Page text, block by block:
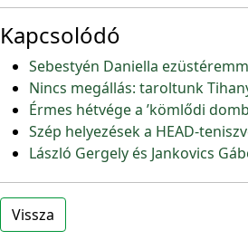
Kapcsolódó
Sebestyén Daniella
Nincs megállás: taroltunk
Érmes hétvége a ’kömlődi
Szép helyezések a HEAD-
László Gergely és Jankovics
Vissza